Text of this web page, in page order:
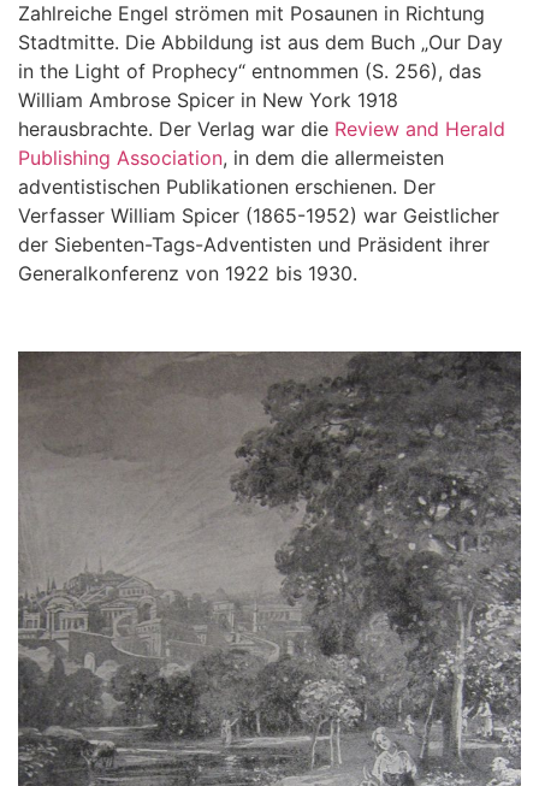
Zahlreiche Engel strömen mit Posaunen in Richtung
Stadtmitte. Die Abbildung ist aus dem Buch „Our Day
in the Light of Prophecy“ entnommen (S. 256), das
William Ambrose Spicer in New York 1918
herausbrachte. Der Verlag war die Review and Herald
Publishing Association, in dem die allermeisten
adventistischen Publikationen erschienen. Der
Verfasser William Spicer (1865-1952) war Geistlicher
der Siebenten-Tags-Adventisten und Präsident ihrer
Generalkonferenz von 1922 bis 1930.